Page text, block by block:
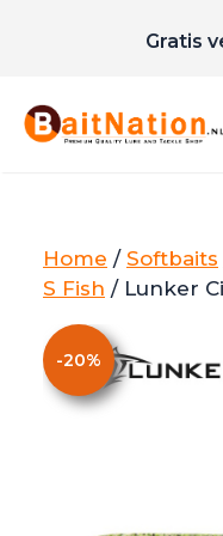
inhoud
Gratis
Home / Softbaits
S Fish / Lunker
-20%